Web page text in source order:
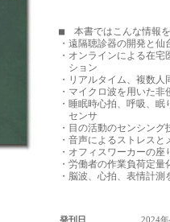
■　本書ではこんな情報
・遠隔聴診器の開発と
・オンラインによる在
ション
・リアルタイム、複数
・マイクロ波を用いた
・睡眠時心拍、呼吸、
センサ
・目の活動のセンシン
・音声によるストレス
・オフィスワーカーの
・労働者の作業負荷定
・脳波、心拍、表情計
発刊日
2024